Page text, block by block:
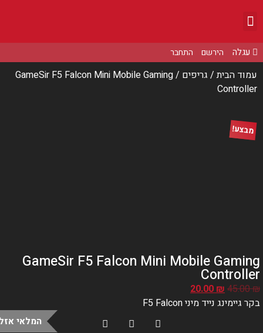
הירשם התחבר
עמוד הבית/גריפים
/ GameSir F5 Falcon Mini Mobile Gaming
Controller
מבצע!
GameSir F5 Falcon Mini Mobile
45.00
20.00₪
גיימינג נייד מיניF5 Falcon
המלאי אזל